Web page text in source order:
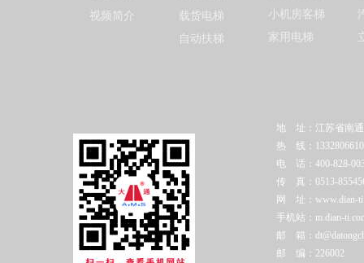
视频简介
载货电梯
自动扶梯
小机房客梯
家用电梯
地 址：江苏省南通
热 线：
电 话：400-828-
传 真：0513-
网 址：www.dian-
手机站：m.dian-
邮 箱：
邮 编：226002